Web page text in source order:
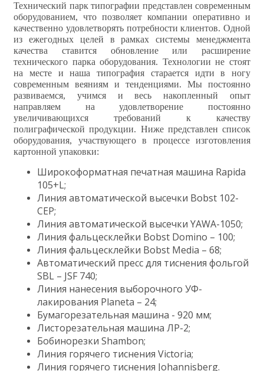
Технический парк типографии представлен современным
оборудованием, что позволяет компании оперативно и
качественно удовлетворять потребности клиентов. Одной
из ежегодных целей в рамках системы менеджмента
качества ставится обновление или расширение
технического парка оборудования. Технологии не стоят
на месте и наша типография старается идти в ногу
современным веяниям и тенденциями. Мы постоянно
развиваемся, учимся и весь накопленный опыт
направляем на удовлетворение постоянно
увеличивающихся требований к качеству
полиграфической продукции. Ниже представлен список
оборудования, участвующего в процессе изготовления
картонной упаковки:
Широкоформатная печатная машина Rapida
105+L;
Линия автоматической высечки Bobst 102-
CEP;
Линия автоматической высечки YAWA-1050;
Линия фальцесклейки Bobst Domino – 100;
Линия фальцесклейки Bobst Media – 68;
Автоматический пресс для тиснения фольгой
SBL – JSF 740;
Линия нанесения выборочного УФ-
лакирования Planeta – 24;
Бумагорезательная машина - 920 мм;
Листорезательная машина ЛР-2;
Бобинорезки Shambon;
Линия горячего тиснения Victoria;
Линия горячего тиснения Johannisberg.